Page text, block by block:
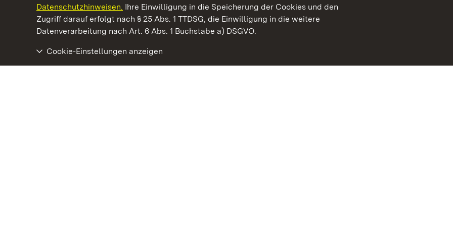
Datenschutzhinweisen. Ihre Einwilligung in die Speicherung der Cookies und den
Zugriff darauf erfolgt nach § 25 Abs. 1 TTDSG, die Einwilligung in die weitere
Datenverarbeitung nach Art. 6 Abs. 1 Buchstabe a) DSGVO.
Cookie-Einstellungen anzeigen
Kommen. Staunen. Genießen.